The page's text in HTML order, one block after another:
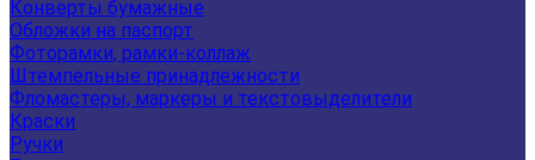
Конверты бумажные
Обложки на паспорт
Фоторамки, рамки-коллаж
Штемпельные принадлежности
Фломастеры, маркеры и текстовыделители
Краски
Ручки